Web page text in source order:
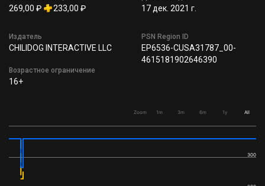
269,00 ₽ 233,00 ₽ 17 дек. 2021 г.
Издатель
CHILIDOG INTERACTIVE LLC
Возрастное ограничение
16+
PSN Region ID
EP6536-CUSA31787_00-
4615181902646390
Zoom 1m 3m 6m 1y All
300